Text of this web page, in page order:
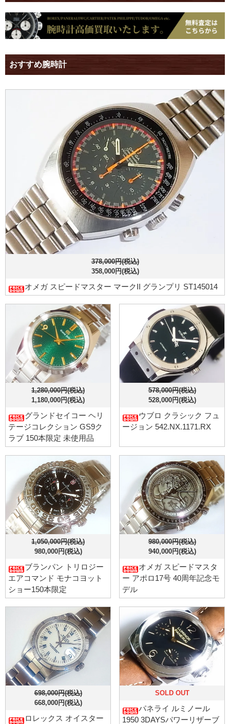
おすすめ腕時計
378,000円(税込)
358,000円(税込)
オメガ スピードマスター マークII グランプリ ST145014
1,280,000円(税込)
1,180,000円(税込)
グランドセイコー ヘリ
テージコレクション GS9ク
ラブ 150本限定 未使用品
578,000円(税込)
528,000円(税込)
ウブロ クラシック フュ
ージョン 542.NX.1171.RX
1,050,000円(税込)
980,000円(税込)
ブランパン トリロジー
エアコマンド モナコヨット
ショー150本限定
980,000円(税込)
940,000円(税込)
オメガ スピードマスタ
ー アポロ17号 40周年記念モ
デル
698,000円(税込)
668,000円(税込)
ロレックス オイスター
SOLD OUT
パネライ ルミノール
1950 3DAYSパワーリザーブ